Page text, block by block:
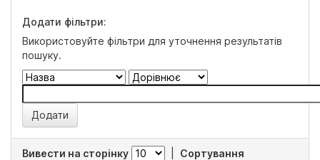
Додати фільтри:
Використовуйте фільтри для уточнення результатів
пошуку.
Вивести на сторінку
Сортування